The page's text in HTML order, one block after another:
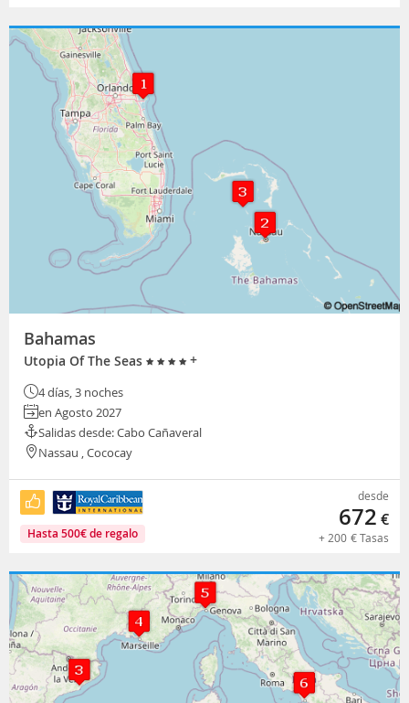
Bahamas
Utopia Of The Seas +
4 días, 3 noches
en Agosto 2027
Salidas desde: Cabo Cañaveral
Nassau , Cococay
Hasta 500€de regalo
desde
672 €
+200 €Tasas